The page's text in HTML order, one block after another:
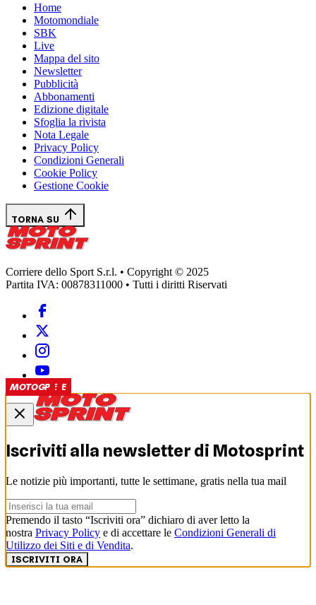
PRODUZIONE
EVENTI
PRODUZIONE
PRODUZIONE
SUPERBIKE
MOTOGP
MOTOGP
MOTOGP
MOTOGP
Home
Motomondiale
SBK
Live
Mappa del sito
Newsletter
Pubblicità
Abbonamenti
Edizione digitale
Sfoglia la rivista
Nota Legale
Privacy Policy
Condizioni Generali
Cookie Policy
Gestione Cookie
TORNA SU
Corriere dello Sport S.r.l. • Copyright © 2025
Partita IVA: 00878311000 • Tutti i diritti Riservati
Iscriviti alla newsletter di Motosprint
Le notizie più importanti, tutte le settimane, gratis nella tua mail
Premendo il tasto “Iscriviti ora” dichiaro di aver letto la
nostra Privacy Policy e di accettare le Condizioni Generali di
Utilizzo dei Siti e di Vendita.
ISCRIVITI ORA